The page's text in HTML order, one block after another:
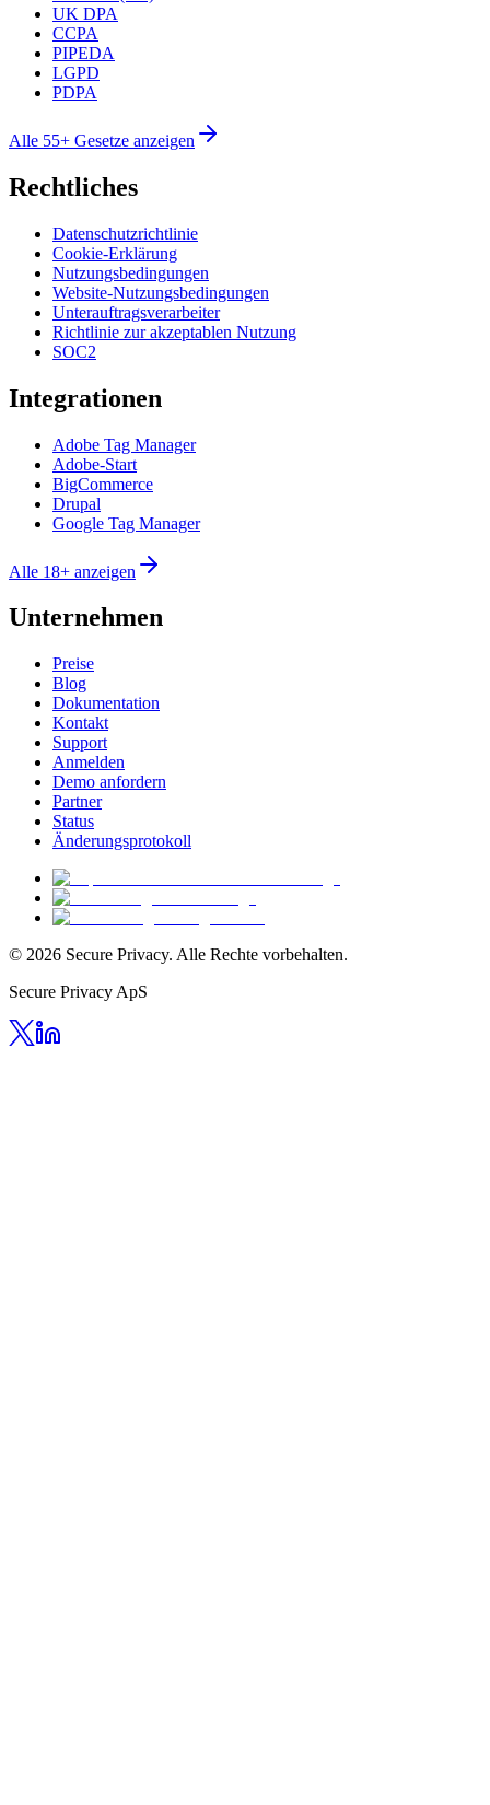
UK DPA
CCPA
PIPEDA
LGPD
PDPA
Alle 55+ Gesetze anzeigen
Rechtliches
Datenschutzrichtlinie
Cookie-Erklärung
Nutzungsbedingungen
Website-Nutzungsbedingungen
Unterauftragsverarbeiter
Richtlinie zur akzeptablen Nutzung
SOC2
Integrationen
Adobe Tag Manager
Adobe-Start
BigCommerce
Drupal
Google Tag Manager
Alle 18+ anzeigen
Unternehmen
Preise
Blog
Dokumentation
Kontakt
Support
Anmelden
Demo anfordern
Partner
Status
Änderungsprotokoll
© 2026 Secure Privacy. Alle Rechte vorbehalten.
Secure Privacy ApS